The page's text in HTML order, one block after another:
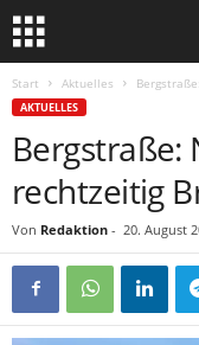
Start Aktuelles
AKTUELLES
Bergstraße:
rechtzeitig
Von Redaktion - 20. August